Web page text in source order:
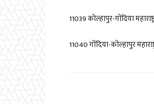
11039कोल्हापुर-गोंदिया
11040गोंदिया-कोल्हापुर